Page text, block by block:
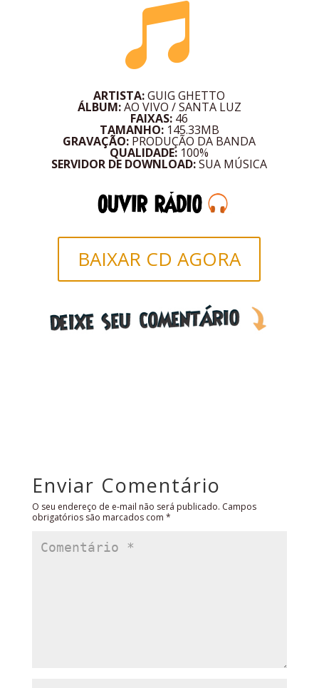

ARTISTA:GUIG GHETTO
ÁLBUM:AO VIVO / SANTA LUZ
FAIXAS: 46
TAMANHO: 145.33MB
GRAVAÇÃO: PRODUÇÃO DA BANDA
QUALIDADE: 100%
SERVIDOR DE DOWNLOAD:SUA MÚSICA
BAIXAR CD AGORA
Enviar Comentário
O seu endereço de e-mail não será publicado. Campos
obrigatórios são marcados com *